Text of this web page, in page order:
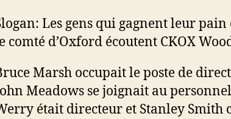
Les gens qui gagnent leur
comté d’Oxford écoutent CKOX
Marsh occupait le poste de
Meadows se joignait au personnel
était directeur et Stanley Smith